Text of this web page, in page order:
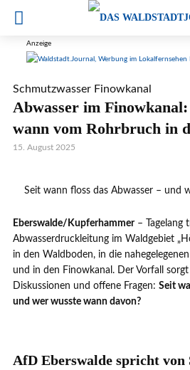
Anzeige
Schmutzwasser Finowkanal
Abwasser im
wann vom Rohrbruch in
15. August 2025
Seit wann floss das Abwasser – und
Eberswalde/Kupferhammer– Tagelang
Abwasserdruckleitung im Waldgebiet
in den Waldboden, in die
und in den Finowkanal. Der Vorfall
Diskussionen und offene Fragen: Seit
und wer wusste wann davon?
AfD Eberswalde spricht von